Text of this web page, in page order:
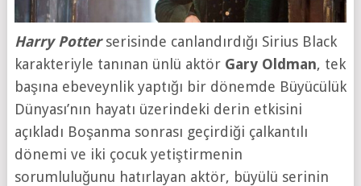
Harry Potter serisinde canlandırdığı Sirius Black
karakteriyle tanınan ünlü aktör Gary Oldman, tek
başına ebeveynlik yaptığı bir dönemde Büyücülük
Dünyası’nın hayatı üzerindeki derin etkisini
açıkladı Boşanma sonrası geçirdiği çalkantılı
dönemi ve iki çocuk yetiştirmenin
sorumluluğunu hatırlayan aktör, büyülü serinin